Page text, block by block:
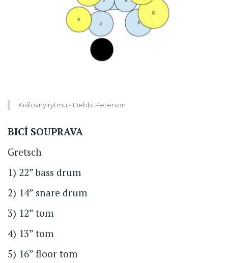
Královny rytmu - Debbi Peterson
BICÍ SOUPRAVA
Gretsch
1) 22” bass drum
2) 14” snare drum
3) 12” tom
4) 13” tom
5) 16” floor tom